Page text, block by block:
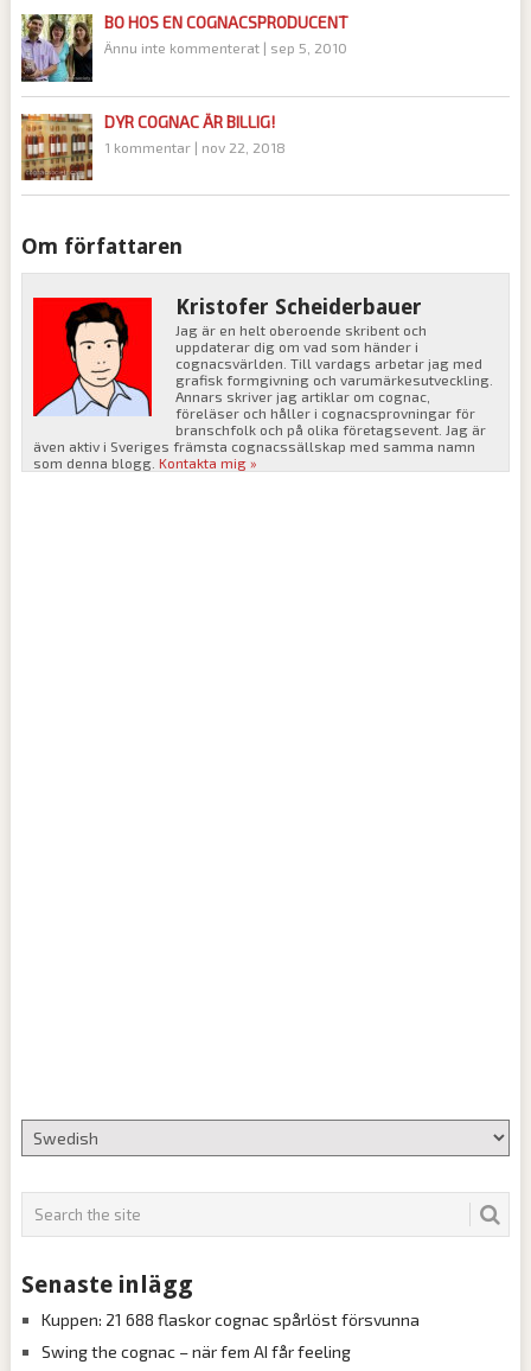
BO HOS EN COGNACSPRODUCENT
Ännu inte kommenterat| sep 5, 2010
DYR COGNAC ÄR BILLIG!
1 kommentar| nov 22, 2018
Om författaren
Kristofer Scheiderbauer
Jag är en helt oberoende skribent och
uppdaterar dig om vad som händer i
cognacsvärlden. Till vardags arbetar jag med
grafisk formgivning och varumärkesutveckling.
Annars skriver jag artiklar om cognac,
föreläser och håller i cognacsprovningar för
branschfolk och på olika företagsevent. Jag är
även aktiv i Sveriges främsta cognacssällskap med samma namn
som denna blogg.Kontakta mig »
Senaste inlägg
Kuppen: 21 688 flaskor cognac spårlöst försvunna
Swing the cognac – när fem AI får feeling